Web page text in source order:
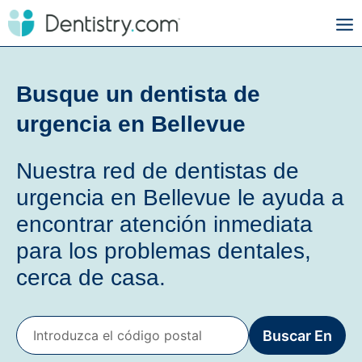
Busque un dentista de
urgencia en Bellevue
Nuestra red de dentistas de
urgencia en Bellevue le ayuda a
encontrar atención inmediata
para los problemas dentales,
cerca de casa.
Buscar En